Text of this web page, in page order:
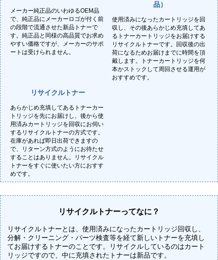
メーカー純正品のいわゆるOEM品
で、純正品にメーカーロゴが付く前
の段階で流通させた新品トナーで
す。純正品と同様の高品質でお求め
やすい価格ですが、メーカーのサポ
ートは受けられません。
品）
使用済みになったカートリッジを回
収し、その後あらかじめ充填してあ
るトナーカートリッジをお届けする
リサイクルトナーです。回収後の出
荷になるためお届けまでに時間を頂
戴します。トナーカートリッジを何
本かストックして周回させる運用が
おすすめです。
リサイクルトナー
あらかじめ充填してあるトナーカー
トリッジを先にお届けし、後から使
用済みカートリッジを回収にお伺い
するリサイクルトナーの方式です。
在庫があれば即日出荷できますの
で、リターン方式のようにお待たせ
することはありません。リサイクル
トナーをすぐに使いたい方におすす
めです。
リサイクルトナーってなに？
リサイクルトナーとは、使用済みになったカートリッジ回収し、
分解・クリーニング・パーツ検査等を経て新しいトナーを充填し
てお届けするトナーのことです。リサイクルしているのはカート
リッジですので、中に充填されたトナーは新品です。